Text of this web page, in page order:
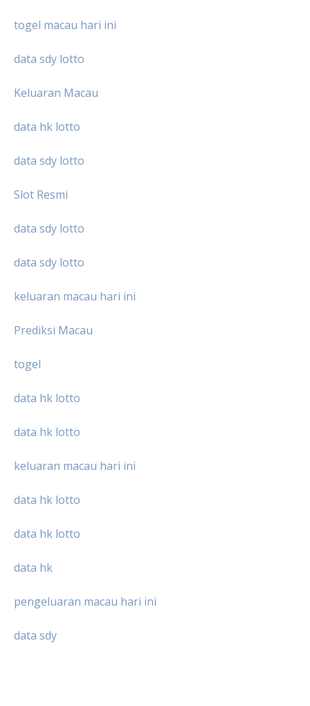
togel macau hari ini
data sdy lotto
Keluaran Macau
data hk lotto
data sdy lotto
Slot Resmi
data sdy lotto
data sdy lotto
keluaran macau hari ini
Prediksi Macau
togel
data hk lotto
data hk lotto
keluaran macau hari ini
data hk lotto
data hk lotto
data hk
pengeluaran macau hari ini
data sdy